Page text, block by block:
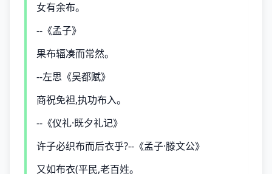
女有余布。
--《孟子》
果布辐凑而常然。
--左思《吴都赋》
商祝免袒,执功布入。
--《仪礼·既夕礼记》
许子必织布而后衣乎?--《孟子·滕文公》
又如布衣(平民,老百姓。